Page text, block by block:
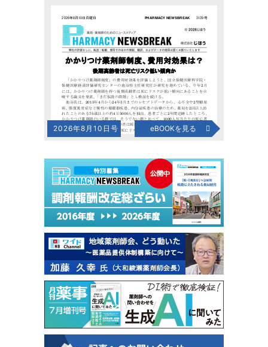
2026年8月10日号 eBOOKを見る